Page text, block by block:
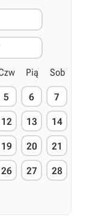
Pią Sob
5 6 7
12 13 14
19 20 21
26 27 28